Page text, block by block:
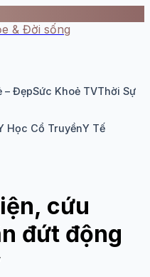
& Đời sống
– ĐẹpSức Khoẻ TVThời Sự
Học Cổ TruyềnY Tế
cứu
đứt động